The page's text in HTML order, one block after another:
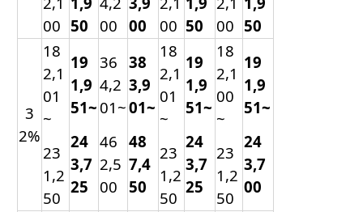
00 50
00 00
00 50
00 50
3
2%
18
2,1
01
~
23
1,2
50
19
1,9
51~
24
3,7
25
36
4,2
01~
46
2,5
00
38
3,9
01~
48
7,4
50
18
2,1
01
~
23
1,2
50
19
1,9
51~
24
3,7
25
18
2,1
00
~
23
1,2
50
19
1,9
51~
24
3,7
00